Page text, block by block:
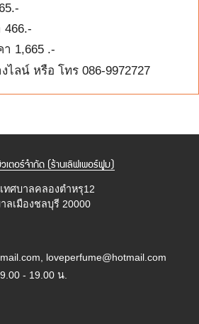
1,665 .-
ไลน์ หรือ โทร 086-9972727
เตอร์จำกัด (ร้านเลิฟเพอร์ฟูม)
ทศบาลคลองตำหรุ12
ลเมืองชลบุรี 20000
loveperfume@hotmail.com
- 19.00 น.